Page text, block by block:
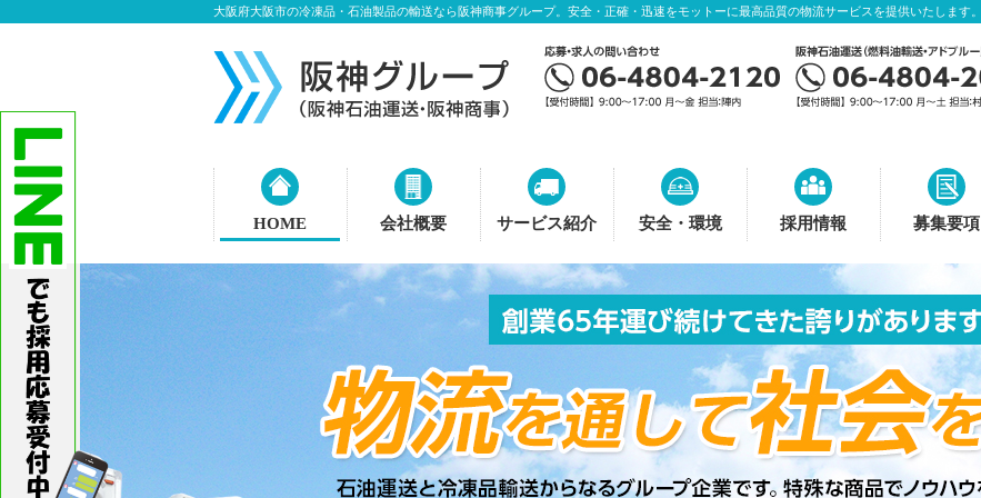
大阪府大阪市の冷凍品・石油製品の輸送なら阪神商事グループ。安全・正確・迅速をモットーに最高品質の物流サービスを提供いたします。
HOME 会社概要 サービス紹介 安全・環境 採用情報 募集要項